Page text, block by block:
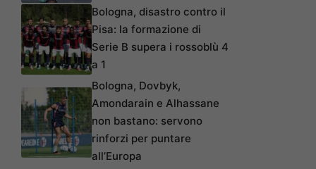
Bologna, disastro contro il
Pisa: la formazione di
Serie B supera i rossoblù 4
a 1
Bologna, Dovbyk,
Amondarain e Alhassane
non bastano: servono
rinforzi per puntare
all’Europa